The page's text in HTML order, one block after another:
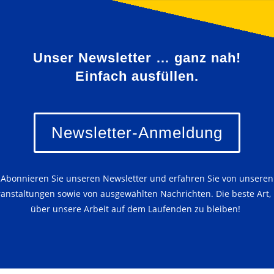
Unser Newsletter … ganz nah!
Einfach ausfüllen.
Newsletter-Anmeldung
Abonnieren Sie unseren Newsletter und erfahren Sie von unseren
sowie von ausgewählten Nachrichten. Die beste Art,
über unsere Arbeit auf dem Laufenden zu bleiben!